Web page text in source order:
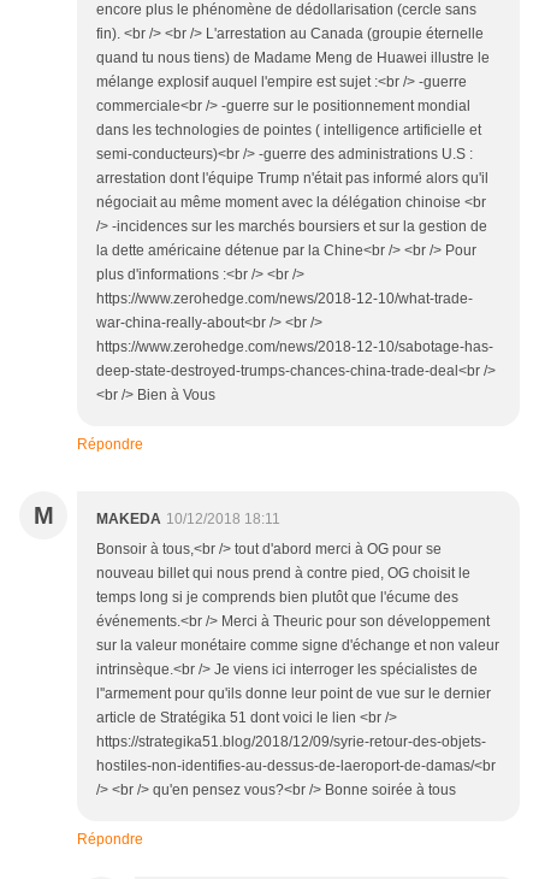
encore plus le phénomène de dédollarisation (cercle sans
fin). <br /> <br /> L'arrestation au Canada (groupie éternelle
quand tu nous tiens) de Madame Meng de Huawei illustre le
mélange explosif auquel l'empire est sujet :<br /> -guerre
commerciale<br /> -guerre sur le positionnement mondial
dans les technologies de pointes ( intelligence artificielle et
semi-conducteurs)<br /> -guerre des administrations U.S :
arrestation dont l'équipe Trump n'était pas informé alors qu'il
négociait au même moment avec la délégation chinoise <br
/> -incidences sur les marchés boursiers et sur la gestion de
la dette américaine détenue par la Chine<br /> <br /> Pour
plus d'informations :<br /> <br />
https://www.zerohedge.com/news/2018-12-10/what-trade-
war-china-really-about<br /> <br />
https://www.zerohedge.com/news/2018-12-10/sabotage-has-
deep-state-destroyed-trumps-chances-china-trade-deal<br />
<br /> Bien à Vous
Répondre
M MAKEDA 10/12/2018 18:11
Bonsoir à tous,<br /> tout d'abord merci à OG pour se
nouveau billet qui nous prend à contre pied, OG choisit le
temps long si je comprends bien plutôt que l'écume des
événements.<br /> Merci à Theuric pour son développement
sur la valeur monétaire comme signe d'échange et non valeur
intrinsèque.<br /> Je viens ici interroger les spécialistes de
l''armement pour qu'ils donne leur point de vue sur le dernier
article de Stratégika 51 dont voici le lien <br />
https://strategika51.blog/2018/12/09/syrie-retour-des-objets-
hostiles-non-identifies-au-dessus-de-laeroport-de-damas/<br
/> <br /> qu'en pensez vous?<br /> Bonne soirée à tous
Répondre